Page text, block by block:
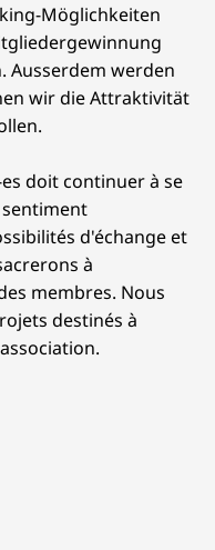
Möglichkeiten
Ausserdem werden
wir die Attraktivität
doit continuer à se
d'échange et
à
membres. Nous
destinés à